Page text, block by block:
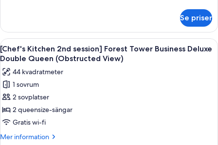
Deluxe
King
(Obstructed
View)
Kitchen
2nd
session]
Forest
Business
Deluxe
King
(Obstructed
View)
Se priser
Öppna
alla
foton
för
[Chef's
Kitchen
2nd
session]
Forest
Ett hotellrum med två sängar, ett
6
[Chef's Kitchen 2nd session] Forest Tower Business Deluxe
Double Queen (Obstructed View)
44 kvadratmeter
1 sovrum
2 sovplatser
2 queensize-sängar
Gratis wi-fi
Mer information
Mer